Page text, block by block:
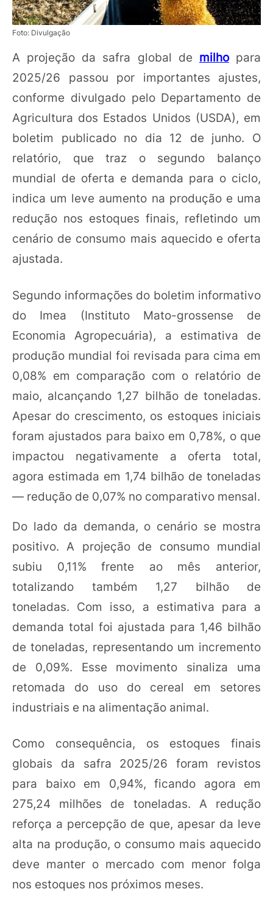
Foto: Divulgação
A projeção da safra global de milhopara
2025/26 passou por importantes ajustes,
conforme divulgado pelo Departamento de
Agricultura dos Estados Unidos (USDA), em
boletim publicado no dia 12 de junho. O
relatório, que traz o segundo balanço
mundial de oferta e demanda para o ciclo,
indica um leve aumento na produção e uma
redução nos estoques finais, refletindo um
cenário de consumo mais aquecido e oferta
ajustada.
Segundo informações do boletim informativo
do Imea (Instituto Mato-grossense de
Economia Agropecuária), a estimativa de
produção mundial foi revisada para cima em
0,08% em comparação com o relatório de
maio, alcançando 1,27 bilhão de toneladas.
Apesar do crescimento, os estoques iniciais
foram ajustados para baixo em 0,78%, o que
impactou negativamente a oferta total,
agora estimada em 1,74 bilhão de toneladas
— redução de 0,07% no comparativo mensal.
Do lado da demanda, o cenário se mostra
positivo. A projeção de consumo mundial
subiu 0,11% frente ao mês anterior,
totalizando também 1,27 bilhão de
toneladas. Com isso, a estimativa para a
demanda total foi ajustada para 1,46 bilhão
de toneladas, representando um incremento
de 0,09%. Esse movimento sinaliza uma
retomada do uso do cereal em setores
industriais e na alimentação animal.
Como consequência, os estoques finais
globais da safra 2025/26 foram revistos
para baixo em 0,94%, ficando agora em
275,24 milhões de toneladas. A redução
reforça a percepção de que, apesar da leve
alta na produção, o consumo mais aquecido
deve manter o mercado com menor folga
nos estoques nos próximos meses.